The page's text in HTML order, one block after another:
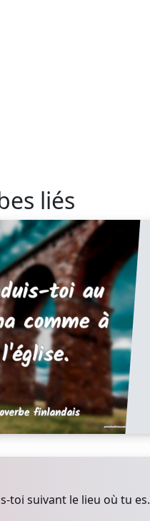
liés
toi suivant le lieu où tu es.